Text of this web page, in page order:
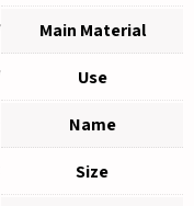
Main Material
Use
Name
Size